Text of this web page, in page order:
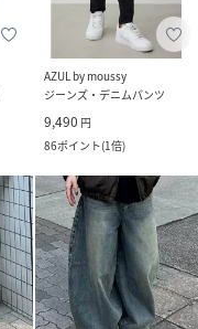
AZUL by moussy
ジーンズ・デニムパンツ
9,490 円
86ポイント(1倍)